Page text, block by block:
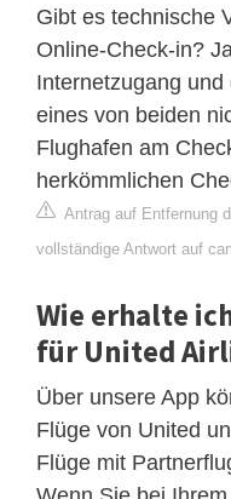
Gibt es technische
Online-Check-in?
Internetzugang
eines von beiden
Flughafen am
herkömmlichen
Antrag auf Entfernung
vollständige Antwort auf
Wie erhalte
für United
Über unsere App
Flüge von United
Flüge mit